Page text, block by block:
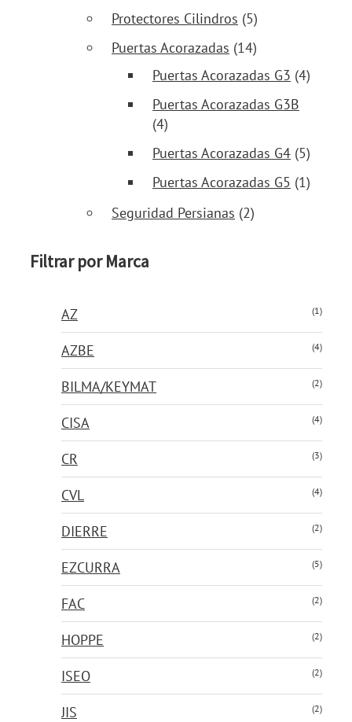
Protectores Cilindros (5)
Puertas Acorazadas (14)
Puertas Acorazadas G3 (4)
Puertas Acorazadas G3B
(4)
Puertas Acorazadas G4 (5)
Puertas Acorazadas G5 (1)
Seguridad Persianas (2)
Filtrar por Marca
AZ (1)
AZBE (4)
BILMA/KEYMAT (2)
CISA (4)
CR (3)
CVL (4)
DIERRE (2)
EZCURRA (5)
FAC (2)
HOPPE (2)
ISEO (2)
JIS (2)